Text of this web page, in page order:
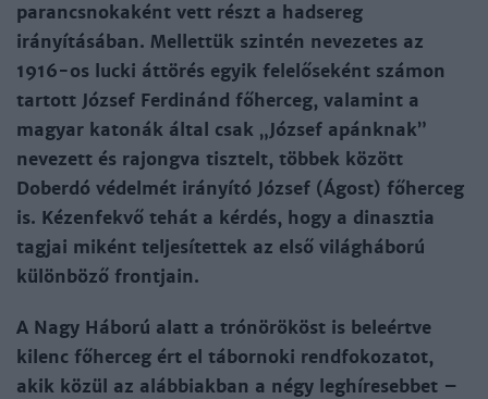
parancsnokaként vett részt a hadsereg
irányításában. Mellettük szintén nevezetes az
1916-os lucki áttörés egyik felelőseként számon
tartott József Ferdinánd főherceg, valamint a
magyar katonák által csak „József apánknak”
nevezett és rajongva tisztelt, többek között
Doberdó védelmét irányító József (Ágost) főherceg
is. Kézenfekvő tehát a kérdés, hogy a dinasztia
tagjai miként teljesítettek az első világháború
különböző frontjain.
A Nagy Háború alatt a trónörököst is beleértve
kilenc főherceg ért el tábornoki rendfokozatot,
akik közül az alábbiakban a négy leghíresebbet –